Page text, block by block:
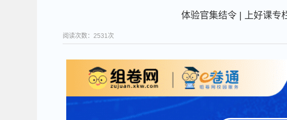
体验官集结令 | 上好课专
阅读次数： 2531次